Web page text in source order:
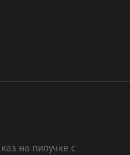
на липучке с